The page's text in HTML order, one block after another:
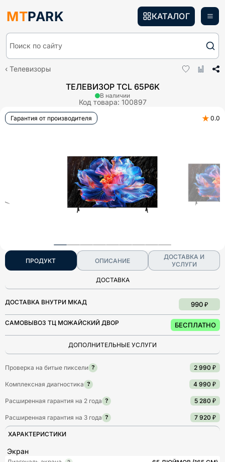
MTPARK
Поиск по сайту
КАТАЛОГ
Телевизоры
ТЕЛЕВИЗОР TCL 65P6K
Код товара: 100897
В наличии
Гарантия от производителя ★ 0.0
ПРОДУКТ ОПИСАНИЕ
ДОСТАВКА И
УСЛУГИ
ДОСТАВКА
ДОСТАВКА ВНУТРИ МКАД 990 ₽
САМОВЫВОЗ ТЦ МОЖАЙСКИЙ ДВОР БЕСПЛАТНО
ДОПОЛНИТЕЛЬНЫЕ УСЛУГИ
Проверка на битые пиксели ? 2 990 ₽
Комплексная диагностика ? 4 990 ₽
Расширенная гарантия на 2 года ? 5 280 ₽
Расширенная гарантия на 3 года ? 7 920 ₽
ХАРАКТЕРИСТИКИ
Экран